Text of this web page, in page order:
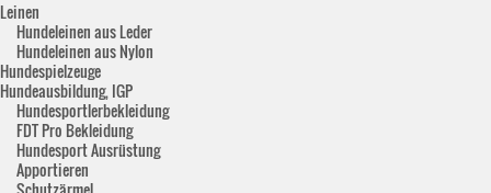
Leinen
Hundeleinen aus Leder
Hundeleinen aus Nylon
Hundespielzeuge
Hundeausbildung, IGP
Hundesportlerbekleidung
FDT Pro Bekleidung
Hundesport Ausrüstung
Apportieren